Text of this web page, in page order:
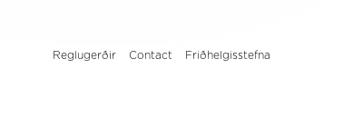
Reglugerðir Contact Friðhelgisstefna